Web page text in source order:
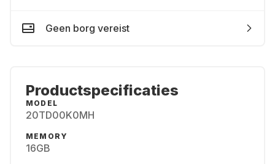
Geen borg vereist
Productspecificaties
MODEL
20TD00K0MH
MEMORY
16GB